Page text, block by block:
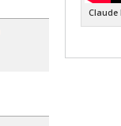
Claude